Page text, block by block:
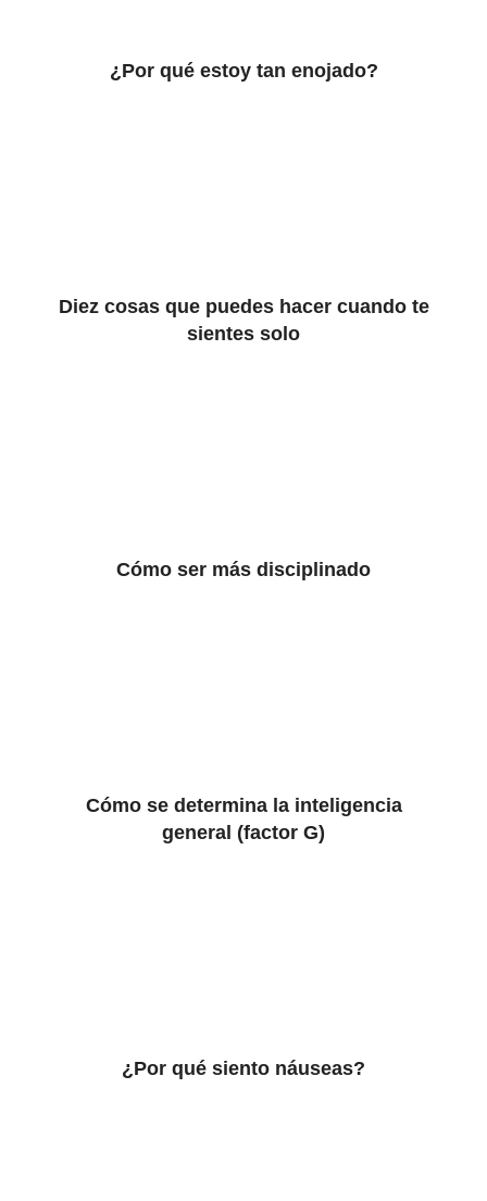
¿Por qué estoy tan enojado?
Diez cosas que puedes hacer cuando te
sientes solo
Cómo ser más disciplinado
Cómo se determina la inteligencia
general (factor G)
¿Por qué siento náuseas?